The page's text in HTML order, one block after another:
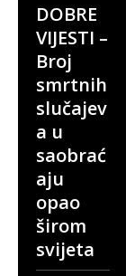
DOBRE
VIJESTI –
Broj
smrtnih
slučajev
a u
saobrać
aju
opao
širom
svijeta